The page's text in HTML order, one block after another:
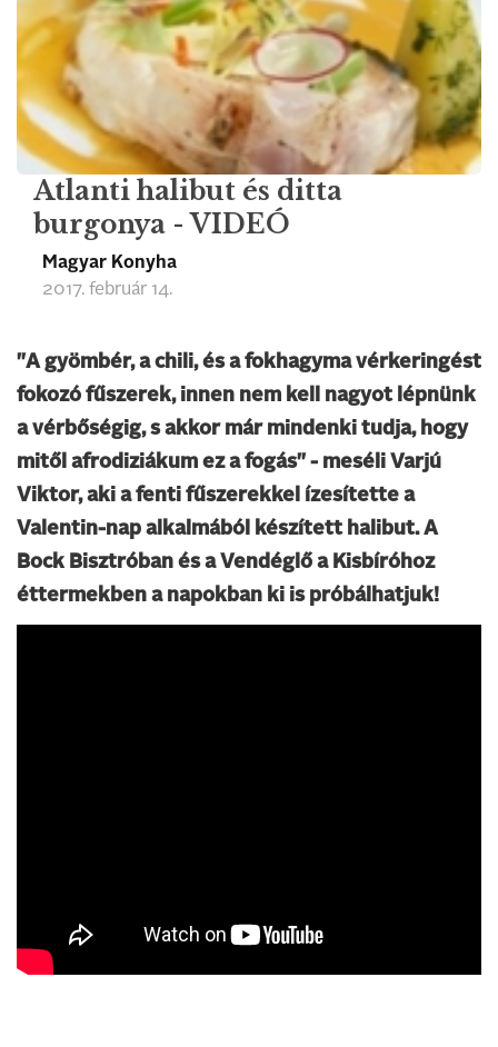
Atlanti halibut és ditta
burgonya - VIDEÓ
Magyar Konyha
2017. február 14.
"A gyömbér, a chili, és a fokhagyma vérkeringést
fokozó fűszerek, innen nem kell nagyot lépnünk
a vérbőségig, s akkor már mindenki tudja, hogy
mitől afrodiziákum ez a fogás" - meséli Varjú
Viktor, aki a fenti fűszerekkel ízesítette a
Valentin-nap alkalmából készített halibut. A
Bock Bisztróban és a Vendéglő a Kisbíróhoz
éttermekben a napokban ki is próbálhatjuk!